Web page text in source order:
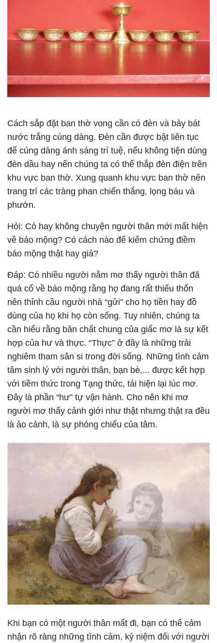
Cách sắp đặt ban thờ vong cần có đèn và bảy bát
nước trắng cúng dàng. Đèn cần được bật liên tục
để cúng dàng ánh sáng trí tuệ, nếu không tiện dùng
đèn dầu hay nến chúng ta có thể thắp đèn điện trên
khu vực ban thờ. Xung quanh khu vực ban thờ nên
trang trí các tràng phan chiến thắng, lọng báu và
phướn.
Hỏi: Có hay không chuyện người thân mới mất hiện
về báo mộng? Có cách nào để kiểm chứng điềm
báo mộng thật hay giả?
Đáp: Có nhiều người nằm mơ thấy người thân đã
quá cố về báo mộng rằng họ đang rất thiếu thốn
nên thỉnh cầu người nhà “gửi” cho họ tiền hay đồ
dùng của họ khi họ còn sống. Tuy nhiên, chúng ta
cần hiểu rằng bản chất chung của giấc mơ là sự kết
hợp của hư và thực. “Thực” ở đây là những trải
nghiêm tham sân si trong đời sống. Những tình cảm
tâm sinh lý với người thân, bạn bè,... được kết hợp
với tiềm thức trong Tạng thức, tái hiện lại lúc mơ.
Đây là phần “hư” tự vận hành. Cho nên khi mơ
người mơ thấy cảnh giới như thật nhưng thật ra đều
là ảo cảnh, là sự phóng chiếu của tâm.
Khi bạn có một người thân mất đi, bạn có thể cảm
nhận rõ ràng những tình cảm, kỷ niệm đối với người